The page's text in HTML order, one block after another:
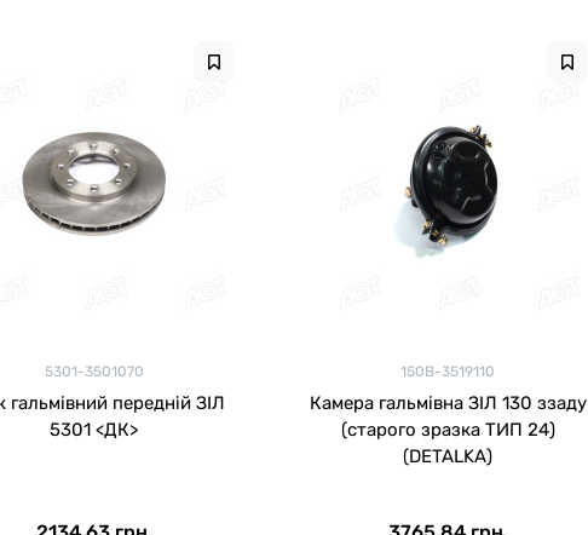
5301-3501070
гальмівний передній ЗІЛ
5301 <ДК>
150В-3519110
Камера гальмівна ЗІЛ 130 ззаду
(старого зразка ТИП 24)
(DETALKA)